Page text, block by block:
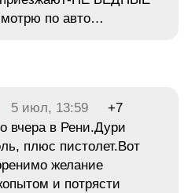
по авто…
5 июл, 13:59
+7
вчера в Рени.Дури
плюс пистолет.Вот
желание
и потрясти